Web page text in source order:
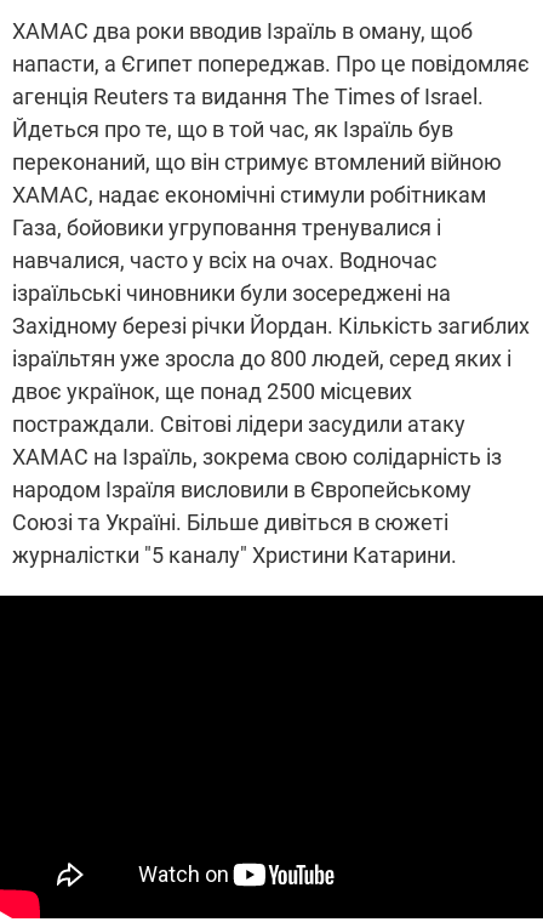
ХАМАС два роки вводив Ізраїль в оману, щоб
напасти, а Єгипет попереджав. Про це повідомляє
агенція Reuters та видання The Times of Israel.
Йдеться про те, що в той час, як Ізраїль був
переконаний, що він стримує втомлений війною
ХАМАС, надає економічні стимули робітникам
Газа, бойовики угруповання тренувалися і
навчалися, часто у всіх на очах. Водночас
ізраїльські чиновники були зосереджені на
Західному березі річки Йордан. Кількість загиблих
ізраїльтян уже зросла до 800 людей, серед яких і
двоє українок, ще понад 2500 місцевих
постраждали. Світові лідери засудили атаку
ХАМАС на Ізраїль, зокрема свою солідарність із
народом Ізраїля висловили в Європейському
Союзі та Україні. Більше дивіться в сюжеті
журналістки "5 каналу" Христини Катарини.